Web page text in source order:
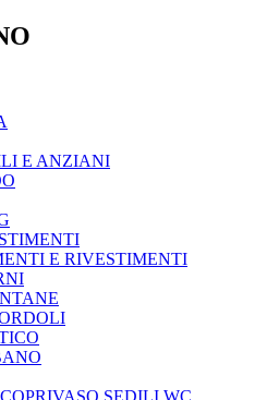
E ANZIANI
E RIVESTIMENTI
SEDILI WC